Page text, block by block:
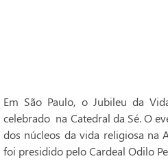
Em São Paulo, o Jubileu da
celebrado na Catedral da Sé. O
dos núcleos da vida religiosa na
foi presidido pelo Cardeal Odilo